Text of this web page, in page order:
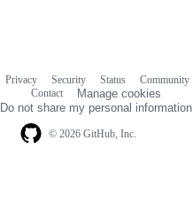
© 2026 GitHub, Inc.
Privacy Security Status Community
Contact
Manage cookies
Do not share my personal information